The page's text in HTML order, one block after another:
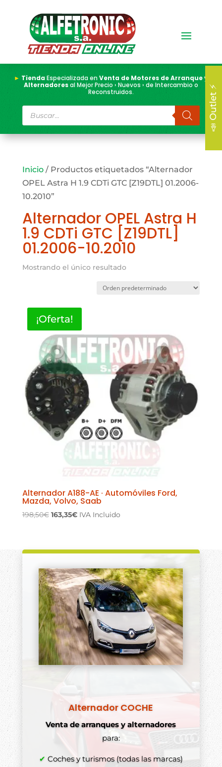
► TiendaEspecializada enVenta de Motores de Arranque y
Alternadoresal Mejor Precio › Nuevos › de Intercambio o
Reconstruidos.
Búsqueda
de
productos
Inicio/ Productos etiquetados “Alternador
OPEL Astra H 1.9 CDTi GTC [Z19DTL] 01.2006-
10.2010”
Alternador OPEL Astra H
1.9 CDTi GTC [Z19DTL]
01.2006-10.2010
Mostrando el único resultado
¡Oferta!
Alternador A188-AE · Automóviles Ford,
Mazda, Volvo, Saab
198,50€ El
era:
163,35€El
es:
IVA Incluido
Alternador COCHE
Venta de arranques y alternadores
para:
✔ Coches y turismos (todas las marcas)
📣 Outlet ⚡